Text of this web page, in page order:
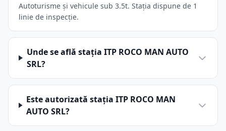
Autoturisme și vehicule sub 3.5t. Stația dispune de 1
linie de inspecție.
Unde se află stația ITP ROCO MAN AUTO
SRL?
Este autorizată stația ITP ROCO MAN
AUTO SRL?